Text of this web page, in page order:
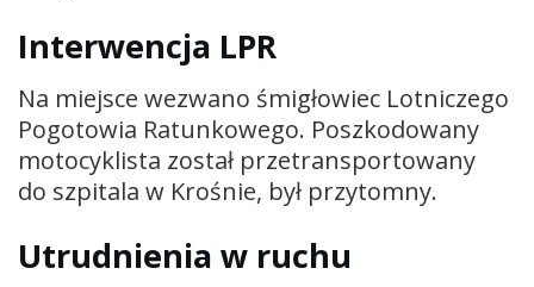
Interwencja LPR
Na miejsce wezwano śmigłowiec Lotniczego
Pogotowia Ratunkowego. Poszkodowany
motocyklista został przetransportowany
do szpitala w Krośnie, był przytomny.
Utrudnienia w ruchu